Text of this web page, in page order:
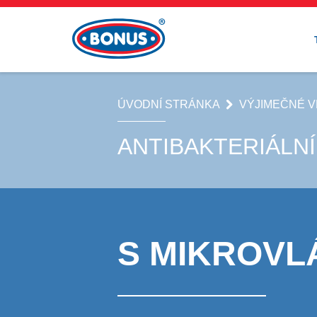
ÚVODNÍ STRÁNKA VÝJIMEČNÉ
ANTIBAKTERIÁLNÍ
S